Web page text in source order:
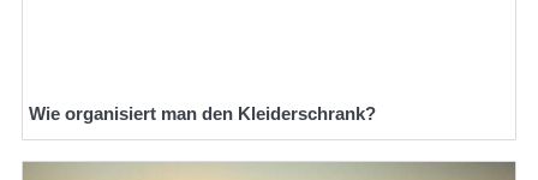
Wie organisiert man den Kleiderschrank?